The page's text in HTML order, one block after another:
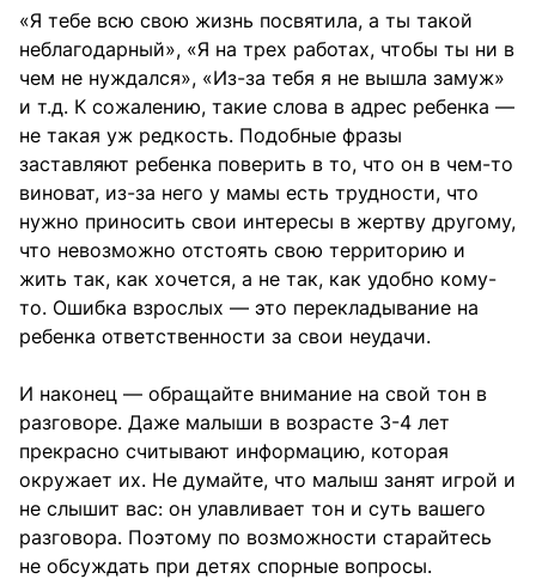
«Я тебе всю свою жизнь посвятила, а ты такой
неблагодарный», «Я на трех работах, чтобы ты ни в
чем не нуждался», «Из-за тебя я не вышла замуж»
и т.д. К сожалению, такие слова в адрес ребенка —
не такая уж редкость. Подобные фразы
заставляют ребенка поверить в то, что он в чем-то
виноват, из-за него у мамы есть трудности, что
нужно приносить свои интересы в жертву другому,
что невозможно отстоять свою территорию и
жить так, как хочется, а не так, как удобно кому-
то. Ошибка взрослых — это перекладывание на
ребенка ответственности за свои неудачи.
И наконец — обращайте внимание на свой тон в
разговоре. Даже малыши в возрасте 3-4 лет
прекрасно считывают информацию, которая
окружает их. Не думайте, что малыш занят игрой и
не слышит вас: он улавливает тон и суть вашего
разговора. Поэтому по возможности старайтесь
не обсуждать при детях спорные вопросы.